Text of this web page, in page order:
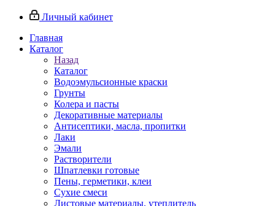
Личный кабинет
Главная
Каталог
Назад
Каталог
Водоэмульсионные краски
Грунты
Колера и пасты
Декоративные материалы
Антисептики, масла, пропитки
Лаки
Эмали
Растворители
Шпатлевки готовые
Пены, герметики, клеи
Сухие смеси
Листовые материалы, утеплитель